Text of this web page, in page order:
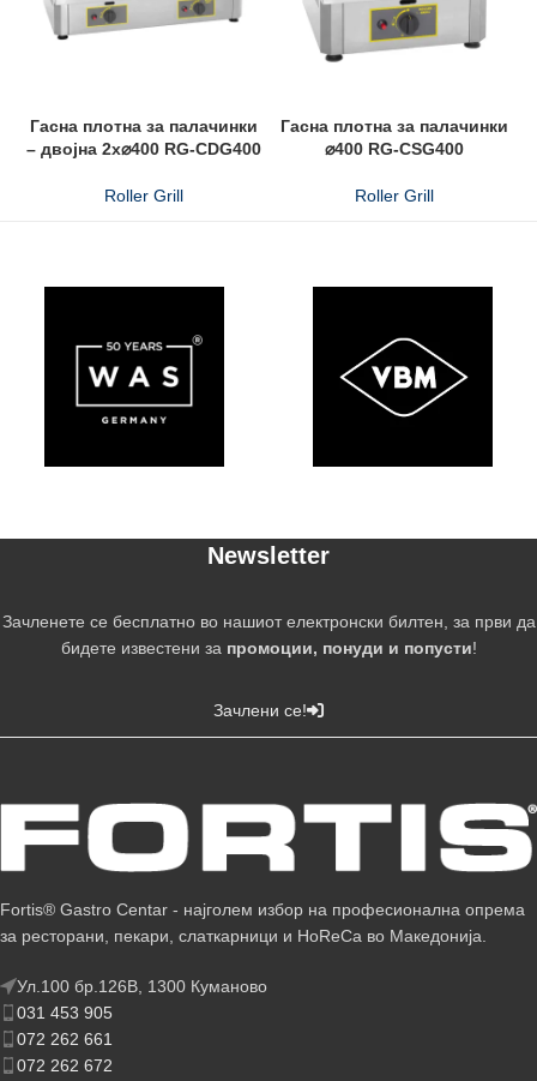
Гасна плотна за палачинки
– двојна 2x⌀400 RG-CDG400
Roller Grill
Гасна плотна за палачинки
⌀400 RG-CSG400
Roller Grill
Newsletter
Зачленете се бесплатно во нашиот електронски билтен, за први да
бидете известени за промоции, понуди и попусти!
Зачлени се!
Fortis® Gastro Centar - најголем избор на професионална опрема
за ресторани, пекари, слаткарници и HoReCa во Македонија.
Ул.100 бр.126В, 1300 Куманово
031 453 905
072 262 661
072 262 672